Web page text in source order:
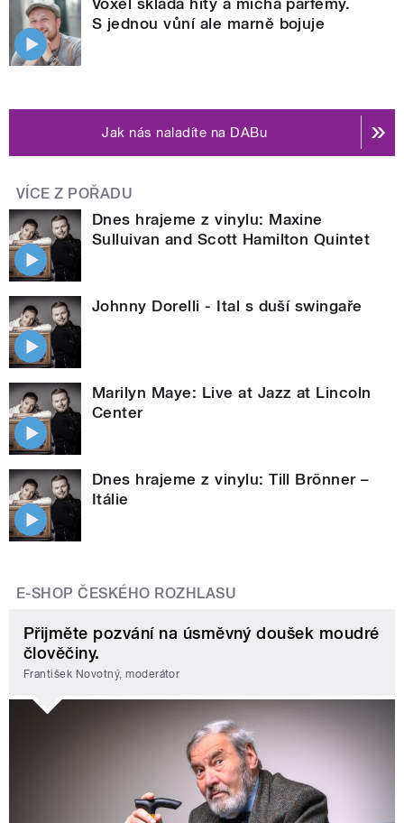
S jednou vůní ale marně bojuje
Jak nás naladíte na DABu
VÍCE Z POŘADU
Dnes hrajeme z vinylu: Maxine
Sulluivan and Scott Hamilton Quintet
Johnny Dorelli - Ital s duší swingaře
Marilyn Maye: Live at Jazz at Lincoln
Center
Dnes hrajeme z vinylu: Till Brönner –
Itálie
E-SHOP ČESKÉHO ROZHLASU
Přijměte pozvání na úsměvný doušek moudré
člověčiny.
František Novotný, moderátor